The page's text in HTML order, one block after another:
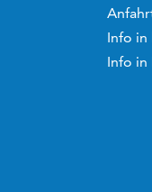
Info in
Info in